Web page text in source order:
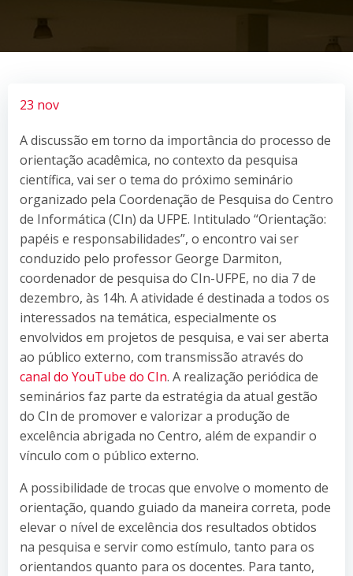
23 nov
A discussão em torno da importância do processo de
orientação acadêmica, no contexto da pesquisa
científica, vai ser o tema do próximo seminário
organizado pela Coordenação de Pesquisa do Centro
de Informática (CIn) da UFPE. Intitulado “Orientação:
papéis e responsabilidades”, o encontro vai ser
conduzido pelo professor George Darmiton,
coordenador de pesquisa do CIn-UFPE, no dia 7 de
dezembro, às 14h. A atividade é destinada a todos os
interessados na temática, especialmente os
envolvidos em projetos de pesquisa, e vai ser aberta
ao público externo, com transmissão através do
canal do YouTube do CIn. A realização periódica de
seminários faz parte da estratégia da atual gestão
do CIn de promover e valorizar a produção de
excelência abrigada no Centro, além de expandir o
vínculo com o público externo.
A possibilidade de trocas que envolve o momento de
orientação, quando guiado da maneira correta, pode
elevar o nível de excelência dos resultados obtidos
na pesquisa e servir como estímulo, tanto para os
orientandos quanto para os docentes. Para tanto,